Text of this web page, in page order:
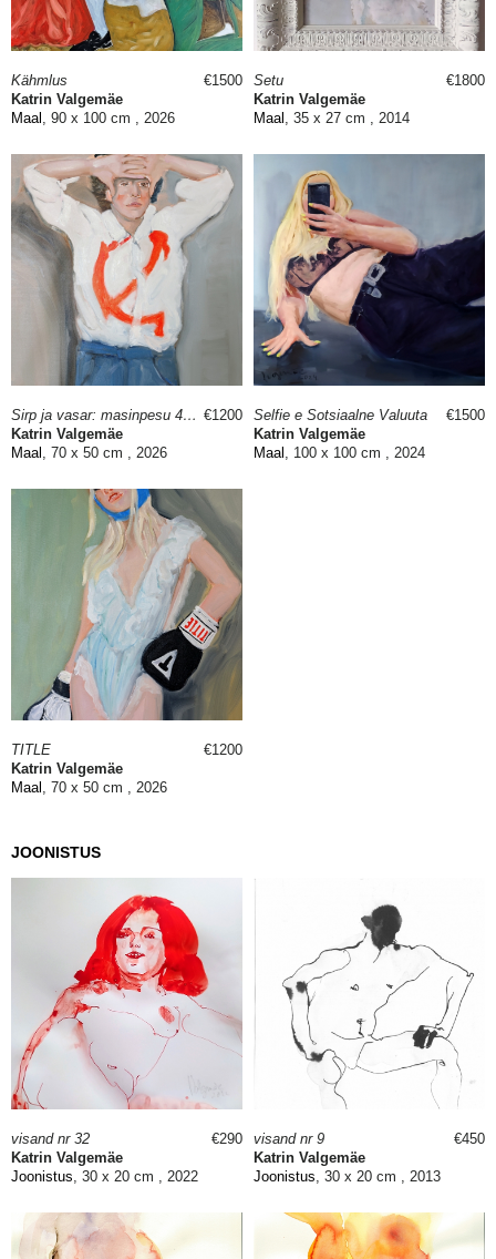
Kähmlus
Katrin Valgemäe
Maal , 90 x 100 cm , 2026
€1500
Setu
Katrin Valgemäe
Maal , 35 x 27 cm , 2014
€1800
Sirp ja vasar: masinpesu 40°C juures
Katrin Valgemäe
Maal , 70 x 50 cm , 2026
€1200
Selfie e Sotsiaalne Valuuta
Katrin Valgemäe
Maal , 100 x 100 cm , 2024
€1500
TITLE
Katrin Valgemäe
Maal , 70 x 50 cm , 2026
€1200
JOONISTUS
visand nr 32
Katrin Valgemäe
Joonistus, 30 x 20 cm , 2022
€290
visand nr 9
Katrin Valgemäe
Joonistus, 30 x 20 cm , 2013
€450